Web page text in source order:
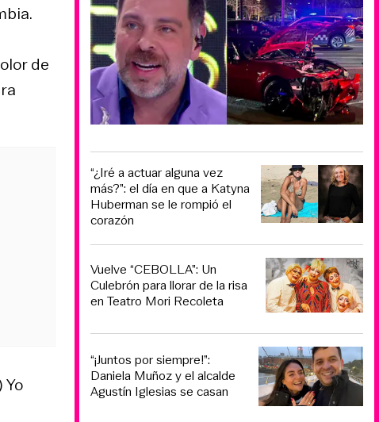
de
“¿Iré a actuar alguna vez
más?”: el día en que a Katyna
Huberman se le rompió el
corazón
Vuelve “CEBOLLA”: Un
Culebrón para llorar de la risa
en Teatro Mori Recoleta
“¡Juntos por siempre!”:
Daniela Muñoz y el alcalde
Agustín Iglesias se casan